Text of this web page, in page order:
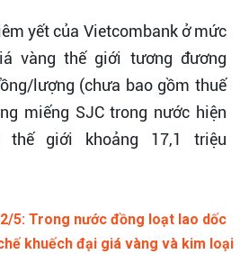
yết của Vietcombank ở mức
vàng thế giới tương đương
lượng (chưa bao gồm thuế
miếng SJC trong nước hiện
giới khoảng 17,1 triệu
5: Trong nước đồng loạt lao dốc
khuếch đại giá vàng và kim loại